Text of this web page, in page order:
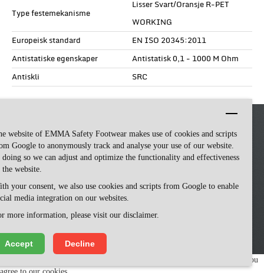
website of EMMA Safety Footwear makes use of cookies and scripts
Google to anonymously track and analyse your use of our website.
so we can adjust and optimize the functionality and effectiveness
website.
your consent, we also use cookies and scripts from Google to enable
media integration on our websites.
more information, please visit our disclaimer.
Accept Decline
Type festemekanisme
Lisser Svart/Oransje R-PET
WORKING
Europeisk standard
EN ISO 20345:2011
Antistatiske egenskaper
Antistatisk 0,1 - 1000 M Ohm
Antiskli
SRC
We use cookies to make our website easy to use. Please visit our website, you